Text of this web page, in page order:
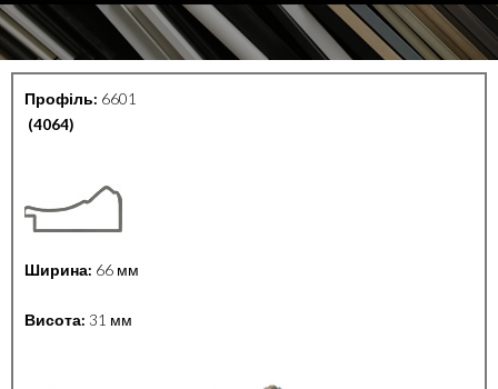
Профіль: 6601
(4064)
Ширина: 66 мм
Висота: 31 мм